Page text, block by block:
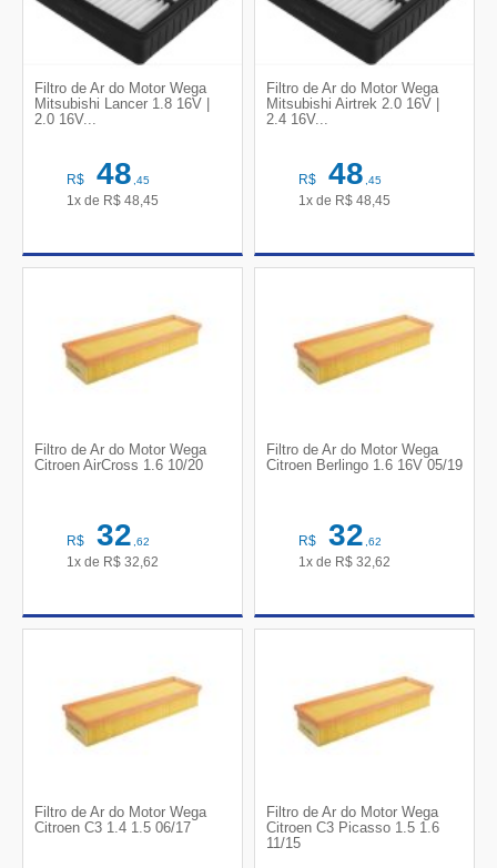
Filtro de Ar do Motor Wega
Mitsubishi Lancer 1.8 16V |
2.0 16V...
R$ 48,45
1x de R$ 48,45
Filtro de Ar do Motor Wega
Mitsubishi Airtrek 2.0 16V |
2.4 16V...
R$ 48,45
1x de R$ 48,45
Filtro de Ar do Motor Wega
Citroen AirCross 1.6 10/20
R$ 32,62
1x de R$ 32,62
Filtro de Ar do Motor Wega
Citroen Berlingo 1.6 16V 05/19
R$ 32,62
1x de R$ 32,62
Filtro de Ar do Motor Wega
Citroen C3 1.4 1.5 06/17
Filtro de Ar do Motor Wega
Citroen C3 Picasso 1.5 1.6
11/15